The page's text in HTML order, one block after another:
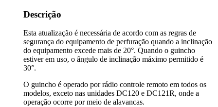
Descrição
Esta atualização é necessária de acordo com as regras de
segurança do equipamento de perfuração quando a inclinação
do equipamento excede mais de 20°. Quando o guincho
estiver em uso, o ângulo de inclinação máximo permitido é
30°.
O guincho é operado por rádio controle remoto em todos os
modelos, exceto nas unidades DC120 e DC121R, onde a
operação ocorre por meio de alavancas.